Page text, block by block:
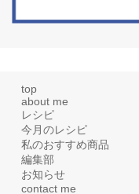
top
about me
レシピ
今月のレシピ
私のおすすめ商品
編集部
お知らせ
contact me